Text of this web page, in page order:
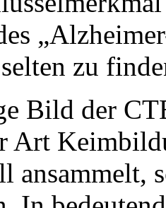
zu
Bild der
Art
ansammelt,